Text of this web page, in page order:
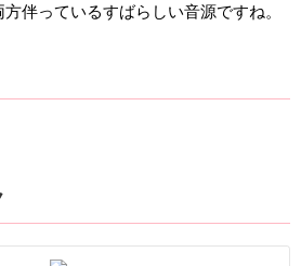
伴っているすばらしい音源ですね。